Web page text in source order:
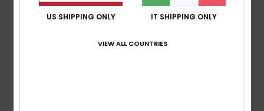
5
US SHIPPING ONLY IT SHIPPING ONLY
VIEW ALL COUNTRIES